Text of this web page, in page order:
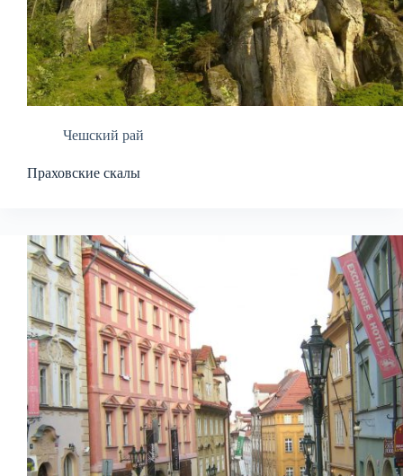
Чешский рай
Праховские скалы